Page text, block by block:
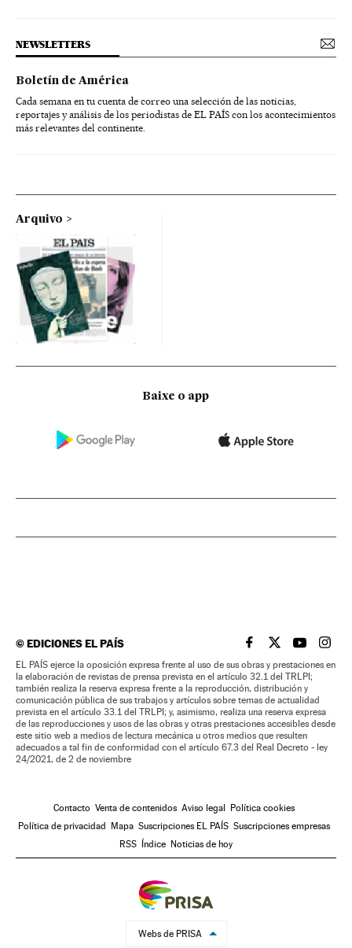
NEWSLETTERS
Boletín de América
Cada semana en tu cuenta de correo una selección de las noticias,
reportajes y análisis de los periodistas de EL PAÍS con los acontecimientos
más relevantes del continente.
Arquivo
Baixe o app
©EDICIONES EL PAÍS EL PAÍS BRASIL EN
EL PAÍSEL PAÍS
EL
EL PAÍS ejerce la oposición expresa frente al uso de sus obras y prestaciones en
la elaboración de revistas de prensa prevista en el artículo 32.1 del TRLPI;
también realiza la reserva expresa frente a la reproducción, distribución y
comunicación pública de sus trabajos y artículos sobre temas de actualidad
prevista en el artículo 33.1 del TRLPI; y, asimismo, realiza una reserva expresa
de las reproducciones y usos de las obras y otras prestaciones accesibles desde
este sitio web a medios de lectura mecánica u otros medios que resulten
adecuados a tal fin de conformidad con el artículo 67.3 del Real Decreto - ley
24/2021, de 2 de noviembre
Contacto Venta de contenidos Aviso legal Política cookies
Política de privacidad Mapa Suscripciones EL PAÍS Suscripciones empresas
RSS Índice Noticias de hoy
Webs de PRISA